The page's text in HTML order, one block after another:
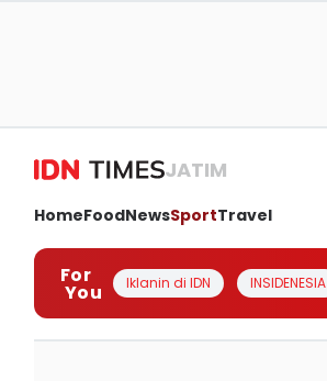
JATIM
HomeFoodNewsSportTravel
For
You Iklanin di IDN INSIDENESIA